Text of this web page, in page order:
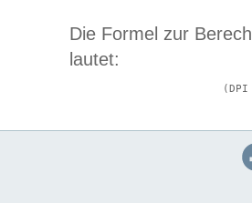
Die Formel zur
lautet: